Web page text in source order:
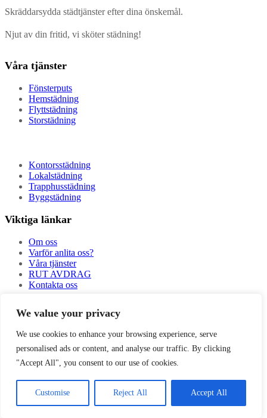
We value your privacy
We use cookies to enhance your browsing experience, serve
personalised ads or content, and analyse our traffic. By clicking
"Accept All", you consent to our use of cookies.
Customise Reject All Accept All
Skräddarsydda städtjänster efter dina önskemål.
Njut av din fritid, vi sköter städning!
Våra tjänster
Fönsterputs
Hemstädning
Flyttstädning
Storstädning
Kontorsstädning
Lokalstädning
Trapphusstädning
Byggstädning
Viktiga länkar
Om oss
Varför anlita oss?
Våra tjänster
RUT AVDRAG
Kontakta oss
Kontaktinformation
Arbetstider:
Mån – Fre: 08:00 – 17:00
Lör: 10:00 – 16:00
info@ssmart.se
Copyright ©2024 Göteborgs Smart Städ AB. All Rights Reserved.
Developed ByGrowsera